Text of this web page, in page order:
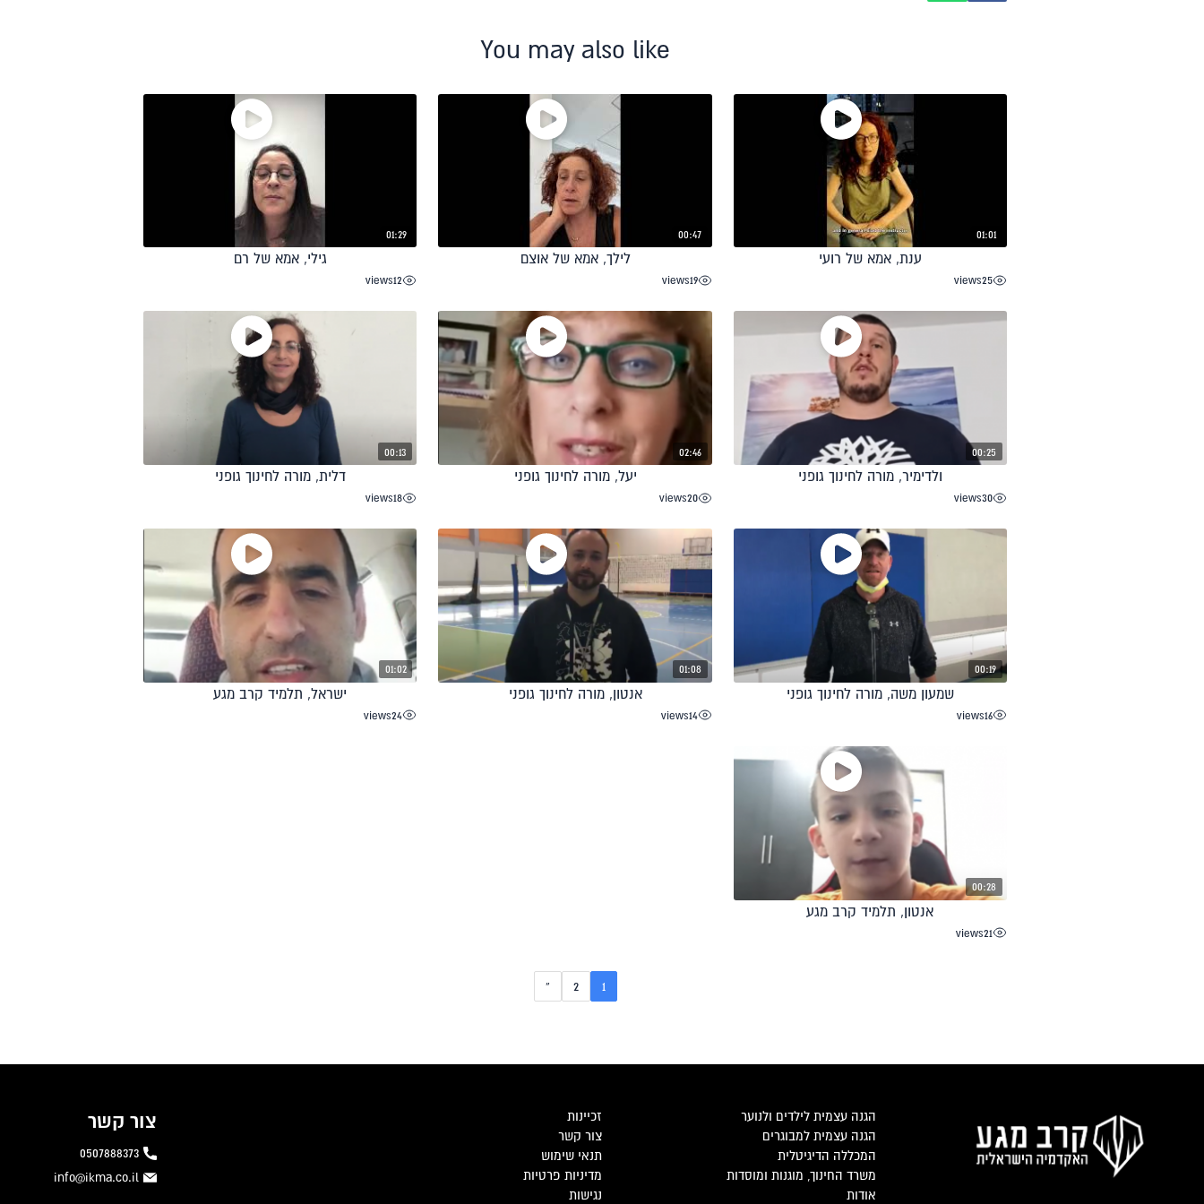
You may also like
01:01
ענת, אמא של רועי
25
views
00:47
לילך, אמא של אוצם
19
views
01:29
גילי, אמא של רם
12
views
00:25
ולדימיר, מורה לחינוך גופני
30
views
02:46
יעל, מורה לחינוך גופני
20
views
00:13
דלית, מורה לחינוך גופני
18
views
00:19
שמעון משה, מורה לחינוך גופני
16
views
01:08
אנטון, מורה לחינוך גופני
14
views
01:02
ישראל, תלמיד קרב מגע
24
views
00:28
אנטון, תלמיד קרב מגע
21
views
1
2
»
הגנה עצמית לילדים ולנוער
הגנה עצמית למבוגרים
המכללה הדיגיטלית
משרד החינוך, מוגנות ומוסדות
אודות
זכיינות
צור קשר
תנאי שימוש
מדיניות פרטיות
נגישות
צור קשר
0507888373
info@ikma.co.il